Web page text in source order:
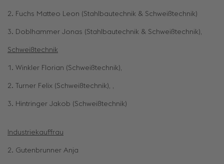
2. Fuchs Matteo Leon (Stahlbautechnik & Schweißtechnik)
3. Doblhammer Jonas (Stahlbautechnik & Schweißtechnik),
Schweißtechnik
1. Winkler Florian (Schweißtechnik),
2. Turner Felix (Schweißtechnik), ,
3. Hintringer Jakob (Schweißtechnik)
Industriekauffrau
2. Gutenbrunner Anja